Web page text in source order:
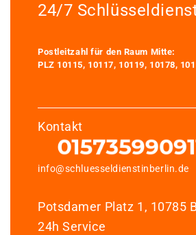
24/7
Postleitzahl für den Raum Mitte:
PLZ 10115, 10117, 10119, 10178,
Kontakt
info@schluesseldienstinberlin.de
Potsdamer Platz 1, 10785
24h Service